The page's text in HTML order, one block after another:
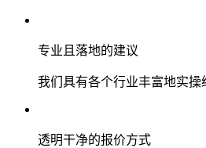
专业且落地的建议
我们具有各个行业丰富地实
透明干净的报价方式